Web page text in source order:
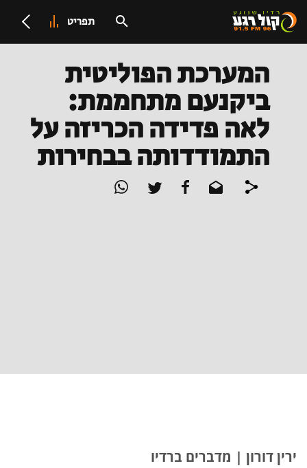
תפריט
המערכת הפוליטית
ביקנעם מתחממת:
לאה פדידה הכריזה על
התמודדותה בבחירות
ירין דורון | מדברים ברדיו